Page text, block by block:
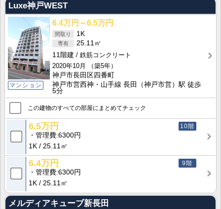
Luxe神戸WEST
マンション
6.4万円～6.5万円
1K
25.11㎡
11階建
鉄筋コンクリート
2020年10月
（築5年）
神戸市長田区四番町
神戸市営西神・山手線 長田（神戸市営）駅 徒歩
5分
この建物のすべての部屋にまとめてチェック
10階
6.5万円
管理費 6300円
1K
25.11㎡
9階
6.4万円
管理費 6300円
1K
25.11㎡
メルディアキューブ新長田